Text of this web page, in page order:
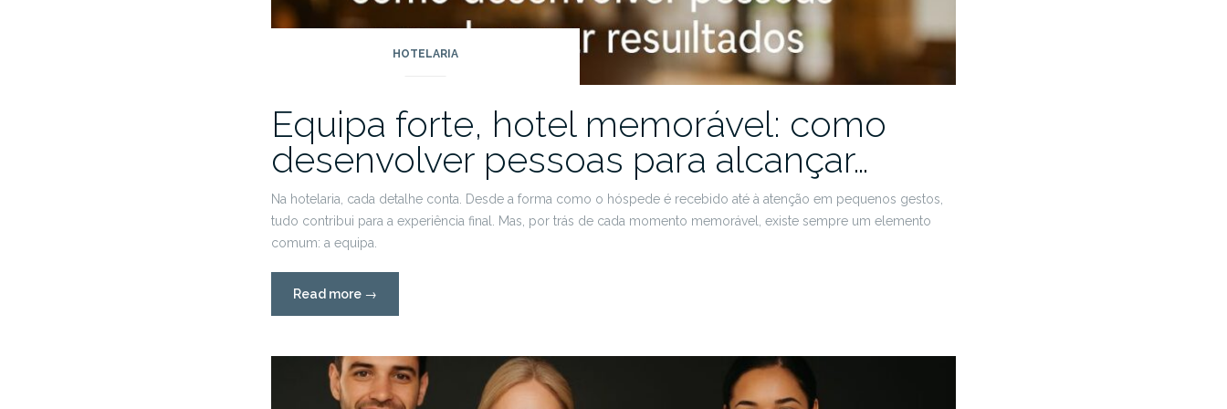
HOTELARIA
Equipa forte, hotel memorável: como
desenvolver pessoas para alcançar…
Na hotelaria, cada detalhe conta. Desde a forma como o hóspede é recebido até à atenção em pequenos gestos,
tudo contribui para a experiência final. Mas, por trás de cada momento memorável, existe sempre um elemento
comum: a equipa.
Read more “Equipa
forte,
memorável:
como
desenvolver
→